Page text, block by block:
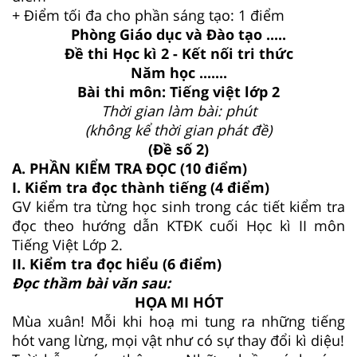
+ Điểm tối đa cho phần sáng tạo: 1 điểm
Phòng Giáo dục và Đào tạo .....
Đề thi Học kì 2 - Kết nối tri thức
Năm học .......
Bài thi môn: Tiếng việt lớp 2
Thời gian làm bài: phút
(không kể thời gian phát đề)
(Đề số 2)
A. PHẦN KIỂM TRA ĐỌC (10 điểm)
I. Kiểm tra đọc thành tiếng (4 điểm)
GV kiểm tra từng học sinh trong các tiết kiểm tra
đọc theo hướng dẫn KTĐK cuối Học kì II môn
Tiếng Việt Lớp 2.
II. Kiểm tra đọc hiểu (6 điểm)
Đọc thầm bài văn sau:
HỌA MI HÓT
Mùa xuân! Mỗi khi hoạ mi tung ra những tiếng
hót vang lừng, mọi vật như có sự thay đổi kì diệu!